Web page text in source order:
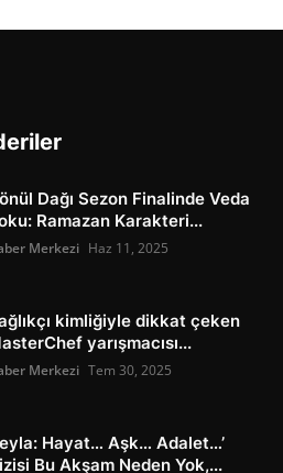
Dağı Sezon Finalinde Veda
Ramazan Karakteri...
Merkezi Haz 11, 2025
kimliğiyle dikkat çeken
yarışmacısı...
Merkezi Tem 30, 2025
Hayat… Aşk… Adalet…’
Bu Akşam Neden Yok,...